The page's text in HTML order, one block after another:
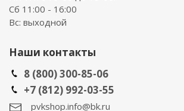
Сб 11:00 - 16:00
Вс: выходной
Наши контакты
8 (800) 300-85-06
+7 (812) 992-03-55
pvkshop.info@bk.ru